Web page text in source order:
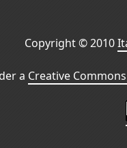
Copyright © 2010
a Creative